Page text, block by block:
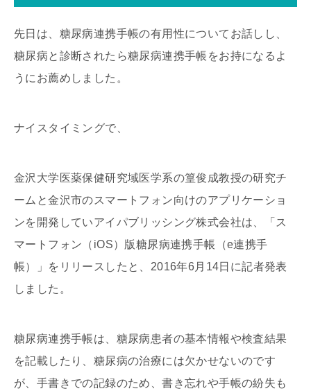
先日は、糖尿病連携手帳の有用性についてお話しし、
糖尿病と診断されたら糖尿病連携手帳をお持になるよ
うにお薦めしました。
ナイスタイミングで、
金沢大学医薬保健研究域医学系の篁俊成教授の研究チ
ームと金沢市のスマートフォン向けのアプリケーショ
ンを開発していアイパブリッシング株式会社は、「ス
マートフォン（iOS）版糖尿病連携手帳（e連携手
帳）」をリリースしたと、2016年6月14日に記者発表
しました。
糖尿病連携手帳は、糖尿病患者の基本情報や検査結果
を記載したり、糖尿病の治療には欠かせないのです
が、手書きでの記録のため、書き忘れや手帳の紛失も